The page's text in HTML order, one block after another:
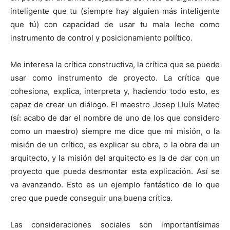
inteligente que tu (siempre hay alguien más inteligente
que tú) con capacidad de usar tu mala leche como
instrumento de control y posicionamiento político.
Me interesa la crítica constructiva, la crítica que se puede
usar como instrumento de proyecto. La crítica que
cohesiona, explica, interpreta y, haciendo todo esto, es
capaz de crear un diálogo. El maestro Josep Lluís Mateo
(sí: acabo de dar el nombre de uno de los que considero
como un maestro) siempre me dice que mi misión, o la
misión de un crítico, es explicar su obra, o la obra de un
arquitecto, y la misión del arquitecto es la de dar con un
proyecto que pueda desmontar esta explicación. Así se
va avanzando. Esto es un ejemplo fantástico de lo que
creo que puede conseguir una buena crítica.
Las consideraciones sociales son importantísimas